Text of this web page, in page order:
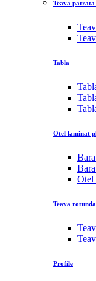
Teava
Tabla
Otel laminat
Otel
Teava rotunda
Profile